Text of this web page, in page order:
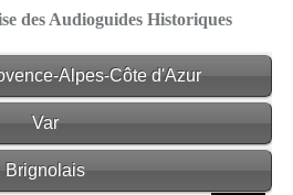
des Audioguides Historiques
Alpes-Côte d'Azur
Var
Brignolais